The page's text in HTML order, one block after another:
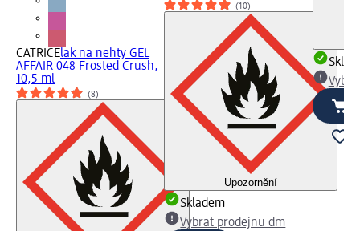
CATRICElak na nehty GEL
AFFAIR 048 Frosted Crush,
10,5 ml
(8)
(10)
Upozornění
Skladem
Vybrat prodejnu dm